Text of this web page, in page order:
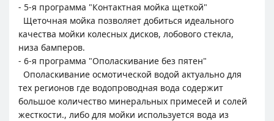
- 5-я программа "Контактная мойка щеткой"
Щеточная мойка позволяет добиться идеального
качества мойки колесных дисков, лобового стекла,
низа бамперов.
- 6-я программа "Ополаскивание без пятен"
Ополаскивание осмотической водой актуально для
тех регионов где водопроводная вода содержит
большое количество минеральных примесей и солей
жесткости., либо для мойки используется вода из